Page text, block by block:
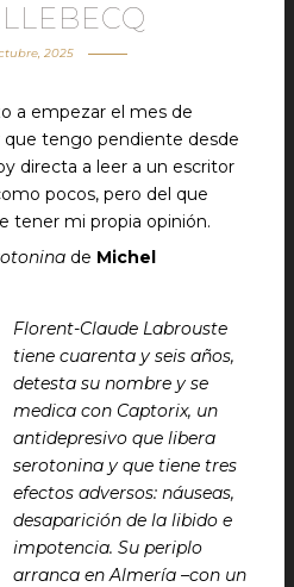
2025
a empezar el mes de
tengo pendiente desde
directa a leer a un escritor
pocos, pero del que
tener mi propia opinión.
de Michel
Florent-Claude Labrouste
tiene cuarenta y seis años,
detesta su nombre y se
medica con Captorix, un
antidepresivo que libera
serotonina y que tiene tres
efectos adversos: náuseas,
desaparición de la libido e
impotencia. Su periplo
arranca en Almería –con un